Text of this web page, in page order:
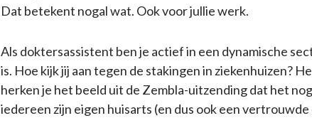
Dat betekent nogal wat. Ook voor jullie werk.
Als doktersassistent ben je actief in een dynamische
is. Hoe kijk jij aan tegen de stakingen in ziekenhuizen?
herken je het beeld uit de Zembla-uitzending dat het
iedereen zijn eigen huisarts (en dus ook een